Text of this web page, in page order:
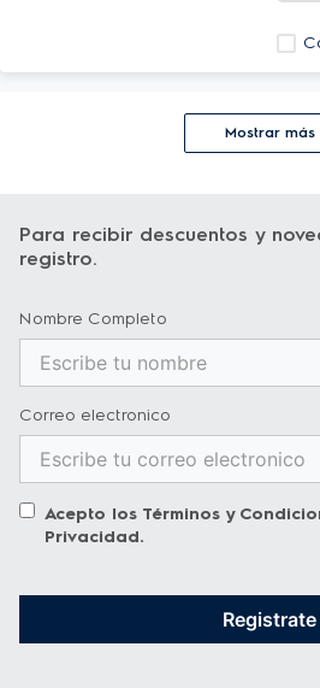
Mostrar más
Para recibir descuentos y
registro.
Nombre Completo
Correo electronico
Acepto los Términos y
Privacidad.
Registrate